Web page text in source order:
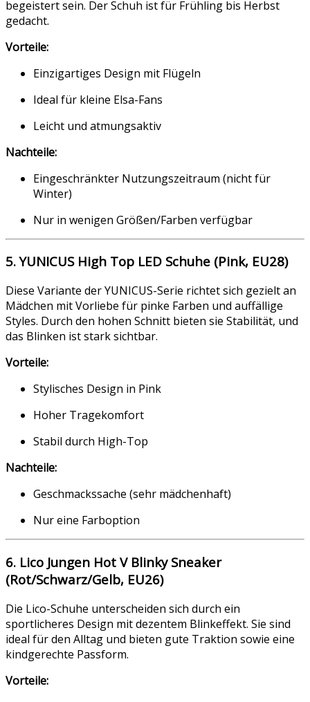
begeistert sein. Der Schuh ist für Frühling bis Herbst
gedacht.
Vorteile:
Einzigartiges Design mit Flügeln
Ideal für kleine Elsa-Fans
Leicht und atmungsaktiv
Nachteile:
Eingeschränkter Nutzungszeitraum (nicht für
Winter)
Nur in wenigen Größen/Farben verfügbar
5. YUNICUS High Top LED Schuhe (Pink, EU28)
Diese Variante der YUNICUS-Serie richtet sich gezielt an
Mädchen mit Vorliebe für pinke Farben und auffällige
Styles. Durch den hohen Schnitt bieten sie Stabilität, und
das Blinken ist stark sichtbar.
Vorteile:
Stylisches Design in Pink
Hoher Tragekomfort
Stabil durch High-Top
Nachteile:
Geschmackssache (sehr mädchenhaft)
Nur eine Farboption
6. Lico Jungen Hot V Blinky Sneaker
(Rot/Schwarz/Gelb, EU26)
Die Lico-Schuhe unterscheiden sich durch ein
sportlicheres Design mit dezentem Blinkeffekt. Sie sind
ideal für den Alltag und bieten gute Traktion sowie eine
kindgerechte Passform.
Vorteile: